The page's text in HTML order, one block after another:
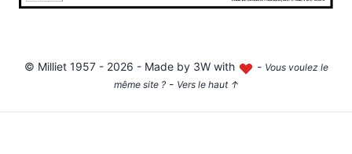
© Milliet1957 - 2026 - Made by 3W with - Vous voulez le
même site ?- Vers le haut ↑